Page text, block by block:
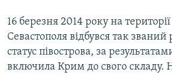
16 березня 2014 року на
Севастополя відбувся так
статус півострова, за
включила Крим до свого складу.